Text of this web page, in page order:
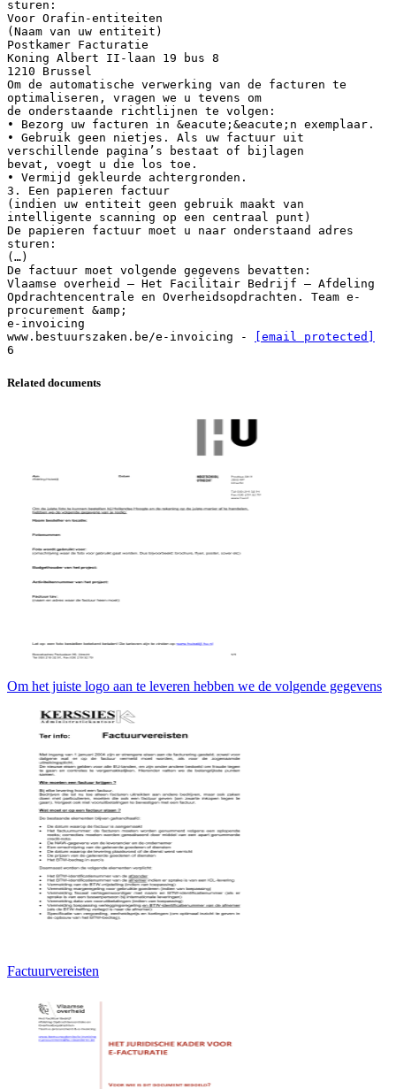
sturen:
Voor Orafin-entiteiten
(Naam van uw entiteit)
Postkamer Facturatie
Koning Albert II-laan 19 bus 8
1210 Brussel
Om de automatische verwerking van de facturen te
optimaliseren, vragen we u tevens om
de onderstaande richtlijnen te volgen:
• Bezorg uw facturen in &eacute;&eacute;n exemplaar.
• Gebruik geen nietjes. Als uw factuur uit
verschillende pagina’s bestaat of bijlagen
bevat, voegt u die los toe.
• Vermijd gekleurde achtergronden.
3. Een papieren factuur
(indien uw entiteit geen gebruik maakt van
intelligente scanning op een centraal punt)
De papieren factuur moet u naar onderstaand adres
sturen:
(…)
De factuur moet volgende gegevens bevatten:
Vlaamse overheid – Het Facilitair Bedrijf – Afdeling
Opdrachtencentrale en Overheidsopdrachten. Team e-
procurement &amp;
e-invoicing
www.bestuurszaken.be/e-invoicing -
[email protected]
Related documents
Om het juiste logo aan te leveren hebben we de volgende gegevens
Factuurvereisten